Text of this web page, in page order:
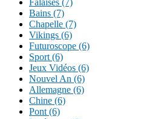
Falaises (7)
Bains (7)
Chapelle (7)
Vikings (6)
Futuroscope (6)
Sport (6)
Jeux Vidéos (6)
Nouvel An (6)
Allemagne (6)
Chine (6)
Pont (6)